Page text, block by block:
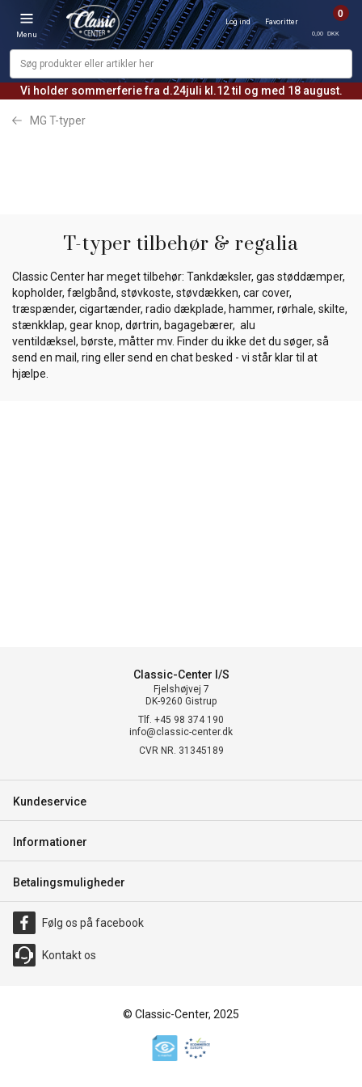
Vi holder sommerferie fra d.24juli kl.12 til og med 18 august.
Menu
Log ind Favoritter
0
0,00 DKK
MG T-typer
T-typer tilbehør & regalia
Classic Center har meget tilbehør: Tankdæksler, gas støddæmper,
kopholder, fælgbånd, støvkoste, støvdækken, car cover,
træspænder, cigartænder, radio dækplade, hammer, rørhale, skilte,
stænkklap, gear knop, dørtrin, bagagebærer, alu
ventildæksel, børste, måtter mv. Finder du ikke det du søger, så
send en mail, ring eller send en chat besked - vi står klar til at
hjælpe.
Classic-Center I/S
Fjelshøjvej 7
DK-9260 Gistrup
Tlf. +45 98 374 190
info@classic-center.dk
CVR NR. 31345189
Kundeservice
Informationer
Betalingsmuligheder
Følg os på facebook
Kontakt os
© Classic-Center, 2025